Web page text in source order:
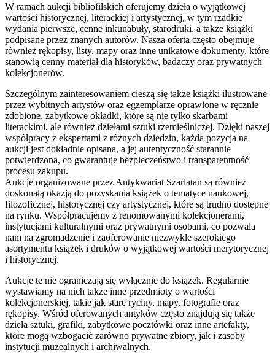
W ramach aukcji bibliofilskich oferujemy dzieła o wyjątkowej
wartości historycznej, literackiej i artystycznej, w tym rzadkie
wydania pierwsze, cenne inkunabuły, starodruki, a także książki
podpisane przez znanych autorów. Nasza oferta często obejmuje
również rękopisy, listy, mapy oraz inne unikatowe dokumenty, które
stanowią cenny materiał dla historyków, badaczy oraz prywatnych
kolekcjonerów.
Szczególnym zainteresowaniem cieszą się także książki ilustrowane
przez wybitnych artystów oraz egzemplarze oprawione w ręcznie
zdobione, zabytkowe okładki, które są nie tylko skarbami
literackimi, ale również dziełami sztuki rzemieślniczej. Dzięki naszej
współpracy z ekspertami z różnych dziedzin, każda pozycja na
aukcji jest dokładnie opisana, a jej autentyczność starannie
potwierdzona, co gwarantuje bezpieczeństwo i transparentność
procesu zakupu.
Aukcje organizowane przez Antykwariat Szarlatan są również
doskonałą okazją do pozyskania książek o tematyce naukowej,
filozoficznej, historycznej czy artystycznej, które są trudno dostępne
na rynku. Współpracujemy z renomowanymi kolekcjonerami,
instytucjami kulturalnymi oraz prywatnymi osobami, co pozwala
nam na zgromadzenie i zaoferowanie niezwykle szerokiego
asortymentu książek i druków o wyjątkowej wartości merytorycznej
i historycznej.
Aukcje te nie ograniczają się wyłącznie do książek. Regularnie
wystawiamy na nich także inne przedmioty o wartości
kolekcjonerskiej, takie jak stare ryciny, mapy, fotografie oraz
rękopisy. Wśród oferowanych antyków często znajdują się także
dzieła sztuki, grafiki, zabytkowe pocztówki oraz inne artefakty,
które mogą wzbogacić zarówno prywatne zbiory, jak i zasoby
instytucji muzealnych i archiwalnych.